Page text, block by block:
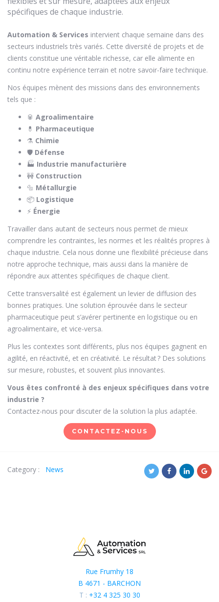
spécifiques de chaque industrie.
Automation & Services intervient chaque semaine dans des
secteurs industriels très variés. Cette diversité de projets et de
clients constitue une véritable richesse, car elle alimente en
continu notre expérience terrain et notre savoir-faire technique.
Nos équipes mènent des missions dans des environnements
tels que :
🥫 Agroalimentaire
💊 Pharmaceutique
⚗️ Chimie
🛡️ Défense
🏭 Industrie manufacturière
🚧 Construction
🔩 Métallurgie
📦 Logistique
⚡ Énergie
Travailler dans autant de secteurs nous permet de mieux
comprendre les contraintes, les normes et les réalités propres à
chaque industrie. Cela nous donne une flexibilité précieuse dans
notre approche technique, mais aussi dans la manière de
répondre aux attentes spécifiques de chaque client.
Cette transversalité est également un levier de diffusion des
bonnes pratiques. Une solution éprouvée dans le secteur
pharmaceutique peut s’avérer pertinente en logistique ou en
agroalimentaire, et vice-versa.
Plus les contextes sont différents, plus nos équipes gagnent en
agilité, en réactivité, et en créativité. Le résultat ? Des solutions
sur mesure, robustes, et souvent plus innovantes.
Vous êtes confronté à des enjeux spécifiques dans votre
industrie ?
Contactez-nous pour discuter de la solution la plus adaptée.
CONTACTEZ-NOUS
Category : News
Rue Frumhy 18
B 4671 - BARCHON
T : +32 4 325 30 30